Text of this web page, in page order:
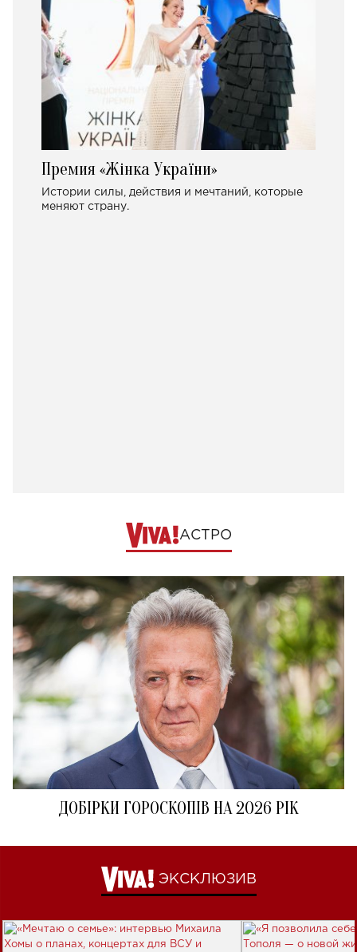
Премия «Жінка України»
Истории силы, действия и мечтаний, которые
меняют страну.
АСТРО
ДОБІРКИ ГОРОСКОПІВ НА 2026 РІК
ЭКСКЛЮЗИВ